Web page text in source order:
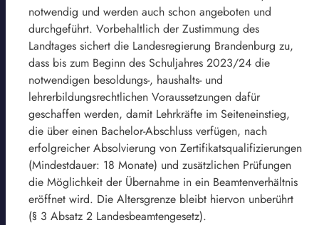
notwendig und werden auch schon angeboten und
durchgeführt. Vorbehaltlich der Zustimmung des
Landtages sichert die Landesregierung Brandenburg zu,
dass bis zum Beginn des Schuljahres 2023/24 die
notwendigen besoldungs-, haushalts- und
lehrerbildungsrechtlichen Voraussetzungen dafür
geschaffen werden, damit Lehrkräfte im Seiteneinstieg,
die über einen Bachelor-Abschluss verfügen, nach
erfolgreicher Absolvierung von Zertifikatsqualifizierungen
(Mindestdauer: 18 Monate) und zusätzlichen Prüfungen
die Möglichkeit der Übernahme in ein Beamtenverhältnis
eröffnet wird. Die Altersgrenze bleibt hiervon unberührt
(§ 3 Absatz 2 Landesbeamtengesetz).